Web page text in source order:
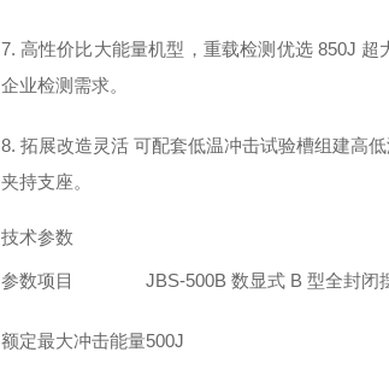
7. 高性价比大能量机型，重载检测优选 850J
企业检测需求。
8. 拓展改造灵活 可配套低温冲击试验槽组建高
夹持支座。
技术参数
参数项目 JBS-500B 数显式 B 型全封闭
额定最大冲击能量500J